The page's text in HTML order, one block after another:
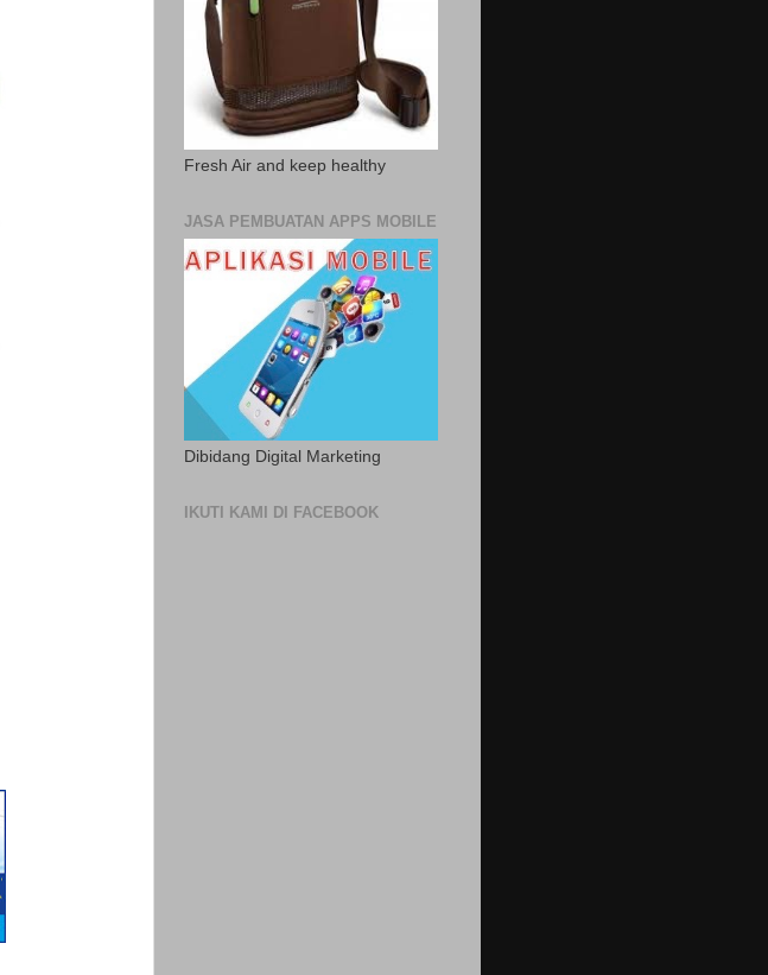
Fresh Air and keep healthy
JASA PEMBUATAN APPS MOBILE
Dibidang Digital Marketing
IKUTI KAMI DI FACEBOOK